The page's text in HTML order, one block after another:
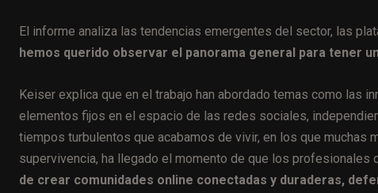
El informe analiza las tendencias emergentes del sector, las
hemos querido observar el panorama general para tener
Keiser explica que en el trabajo han abordado temas como las
elementos fijos en el espacio de las redes sociales,
tiempos turbulentos que acabamos de vivir, en los que
supervivencia, ha llegado el momento de que los profesionales
de crear comunidades online conectadas y duraderas,